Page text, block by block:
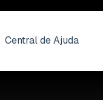
Central de Ajuda